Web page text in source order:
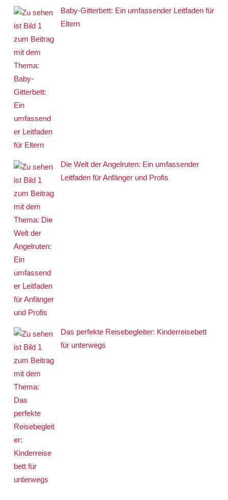
Baby-Gitterbett: Ein umfassender Leitfaden für
Eltern
Die Welt der Angelruten: Ein umfassender
Leitfaden für Anfänger und Profis
Das perfekte Reisebegleiter: Kinderreisebett
für unterwegs